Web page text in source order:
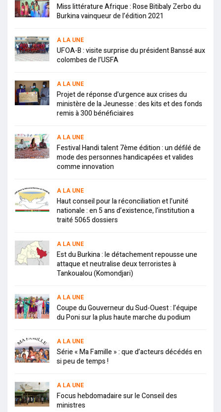
Miss littérature Afrique : Rose Bitibaly Zerbo du
Burkina vainqueur de l’édition 2021
A LA UNE
UFOA-B : visite surprise du président Banssé aux
colombes de l’USFA
A LA UNE
Projet de réponse d’urgence aux crises du
ministère de la Jeunesse : des kits et des fonds
remis à 300 bénéficiaires
A LA UNE
Festival Handi talent 7ème édition : un défilé de
mode des personnes handicapées et valides
comme innovation
A LA UNE
Haut conseil pour la réconciliation et l’unité
nationale : en 5 ans d’existence, l’institution a
traité 5065 dossiers
A LA UNE
Est du Burkina : le détachement repousse une
attaque et neutralise deux terroristes à
Tankoualou (Komondjari)
A LA UNE
Coupe du Gouverneur du Sud-Ouest : l’équipe
du Poni sur la plus haute marche du podium
A LA UNE
Série « Ma Famille » : que d’acteurs décédés en
si peu de temps !
A LA UNE
Focus hebdomadaire sur le Conseil des
ministres